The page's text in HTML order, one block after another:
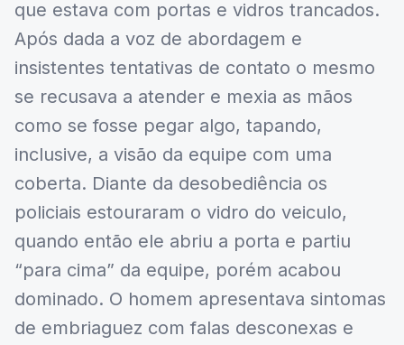
que estava com portas e vidros trancados.
Após dada a voz de abordagem e
insistentes tentativas de contato o mesmo
se recusava a atender e mexia as mãos
como se fosse pegar algo, tapando,
inclusive, a visão da equipe com uma
coberta. Diante da desobediência os
policiais estouraram o vidro do veiculo,
quando então ele abriu a porta e partiu
“para cima” da equipe, porém acabou
dominado. O homem apresentava sintomas
de embriaguez com falas desconexas e